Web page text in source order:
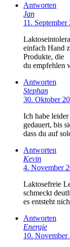
Antworten
Jan
11.
einfach Hand
Produkte, die
du empfehlen
Antworten
Stephan
30. Oktober
Ich habe
gedauert, bis
dass du auf
Antworten
Kevin
4. November
Laktosefreie
schmeckt
es entsteht
Antworten
Energie
10. November